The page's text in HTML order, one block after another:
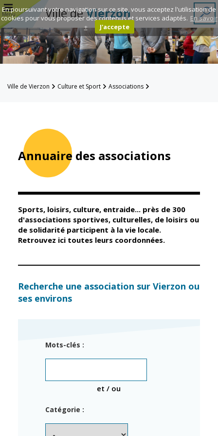
Menu Ville deVierzon
Annuaire des
associations
Espace
Famille
Contacts
Mairie
Élus
Municipal
Services de la
Ville
Cimetières
Titres
État civil
Enfance et
éducation
Guichet unique
enfance
Ville de Vierzon Culture et Sport Associations
Annuaire des associations
Sports, loisirs, culture, entraide... près de 300
d'associations sportives, culturelles, de loisirs ou
de solidarité participent à la vie locale.
Retrouvez ici toutes leurs coordonnées.
Recherche une association sur Vierzon ou
ses environs
Mots-clés :
et / ou
Catégorie :
En poursuivant votre navigation sur ce site, vous acceptez l'utilisation de
cookies pour vous proposer des contenus et services adaptés. En savoir
+
J'accepte